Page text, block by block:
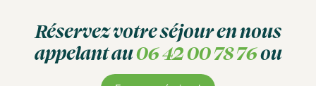
Réservez votre séjour en nous
appelant au06 42 00 78 76ou